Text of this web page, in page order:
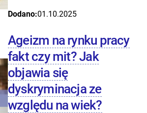
Dodano:01.10.2025
Ageizm na rynku pracy
fakt czy mit? Jak
objawia się
dyskryminacja ze
względu na wiek?